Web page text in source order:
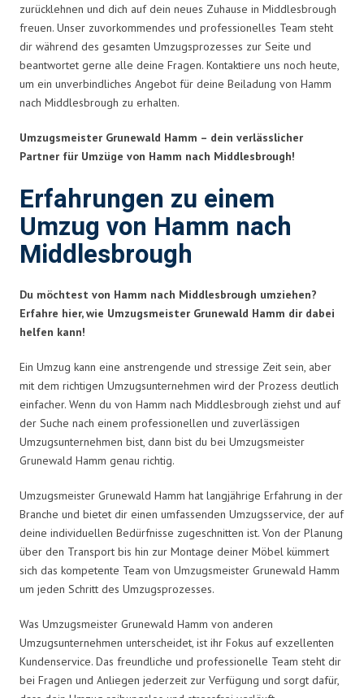
zurücklehnen und dich auf dein neues Zuhause in Middlesbrough
freuen. Unser zuvorkommendes und professionelles Team steht
dir während des gesamten Umzugsprozesses zur Seite und
beantwortet gerne alle deine Fragen. Kontaktiere uns noch heute,
um ein unverbindliches Angebot für deine Beiladung von Hamm
nach Middlesbrough zu erhalten.
Umzugsmeister Grunewald Hamm – dein verlässlicher
Partner für Umzüge von Hamm nach Middlesbrough!
Erfahrungen zu einem
Umzug von Hamm nach
Middlesbrough
Du möchtest von Hamm nach Middlesbrough umziehen?
Erfahre hier, wie Umzugsmeister Grunewald Hamm dir dabei
helfen kann!
Ein Umzug kann eine anstrengende und stressige Zeit sein, aber
mit dem richtigen Umzugsunternehmen wird der Prozess deutlich
einfacher. Wenn du von Hamm nach Middlesbrough ziehst und auf
der Suche nach einem professionellen und zuverlässigen
Umzugsunternehmen bist, dann bist du bei Umzugsmeister
Grunewald Hamm genau richtig.
Umzugsmeister Grunewald Hamm hat langjährige Erfahrung in der
Branche und bietet dir einen umfassenden Umzugsservice, der auf
deine individuellen Bedürfnisse zugeschnitten ist. Von der Planung
über den Transport bis hin zur Montage deiner Möbel kümmert
sich das kompetente Team von Umzugsmeister Grunewald Hamm
um jeden Schritt des Umzugsprozesses.
Was Umzugsmeister Grunewald Hamm von anderen
Umzugsunternehmen unterscheidet, ist ihr Fokus auf exzellenten
Kundenservice. Das freundliche und professionelle Team steht dir
bei Fragen und Anliegen jederzeit zur Verfügung und sorgt dafür,